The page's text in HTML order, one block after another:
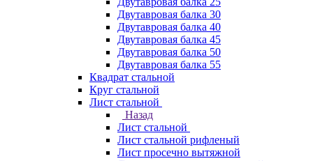
Двутавровая балка 30
Двутавровая балка 40
Двутавровая балка 45
Двутавровая балка 50
Двутавровая балка 55
Квадрат стальной
Круг стальной
Лист стальной
Назад
Лист стальной
Лист стальной рифленый
Лист просечно вытяжной